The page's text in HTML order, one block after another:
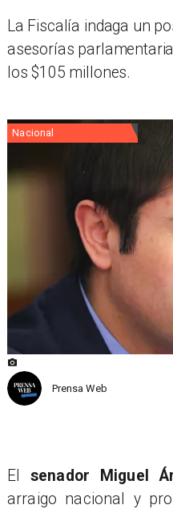
La Fiscalía indaga un
asesorías
los $105 millones.
Nacional
Prensa Web
El senador Miguel
arraigo nacional y